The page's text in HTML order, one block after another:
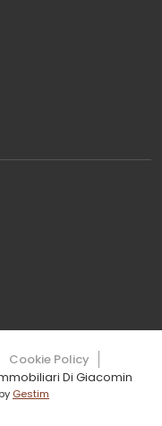
Cookie Policy
Di Giacomin
Gestim